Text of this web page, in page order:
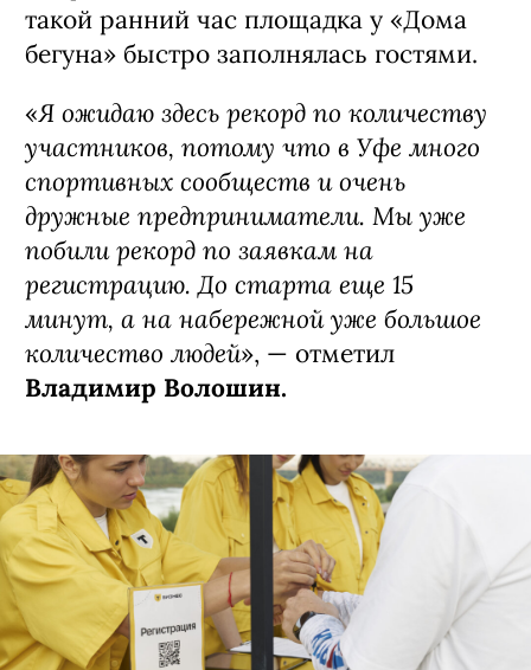
такой ранний час площадка у «Дома
бегуна» быстро заполнялась гостями.
«Я ожидаю здесь рекорд по количеству
участников, потому что в Уфе много
спортивных сообществ и очень
дружные предприниматели. Мы уже
побили рекорд по заявкам на
регистрацию. До старта еще 15
минут, а на набережной уже большое
количество людей», — отметил
Владимир Волошин.